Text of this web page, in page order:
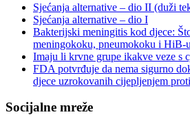
Sjećanja alternative – dio II (duži
Sjećanja alternative – dio I
Bakterijski meningitis kod djece:
meningokoku, pneumokoku i HiB-u
Imaju li krvne grupe ikakve veze s
FDA potvrđuje da nema sigurno
djece uzrokovanih cijepljenjem
Socijalne mreže